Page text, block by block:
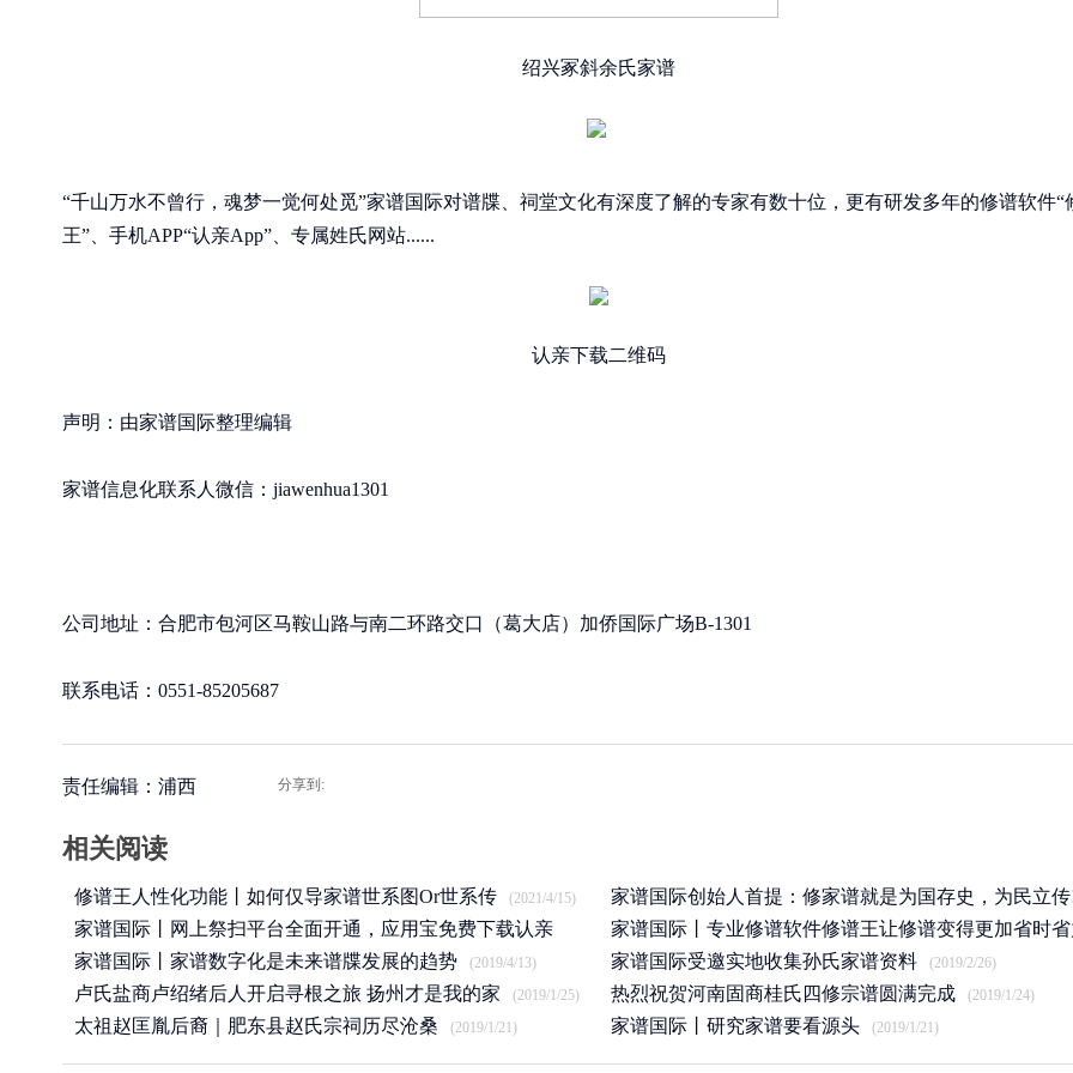
绍兴冢斜余氏家谱
“千山万水不曾行，魂梦一觉何处觅”家谱国际对谱牒、祠堂文化有深度了解的专家有数十位，更有研发多年的修谱软件“
王”、手机APP“认亲App”、专属姓氏网站......
认亲下载二维码
声明：由家谱国际整理编辑
家谱信息化联系人微信：jiawenhua1301
公司地址：合肥市包河区马鞍山路与南二环路交口（葛大店）加侨国际广场B-1301
联系电话：0551-85205687
责任编辑：浦西 分享到:
相关阅读
修谱王人性化功能丨如何仅导家谱世系图Or世系传 (2021/4/15) 家谱国际创始人首提：修家谱就是为国存史，为民立
(2020/12/22)
家谱国际丨网上祭扫平台全面开通，应用宝免费下载认亲
APP
(2020/3/25)
家谱国际丨专业修谱软件修谱王让修谱变得更加省时
(2019/7/17)
家谱国际丨家谱数字化是未来谱牒发展的趋势 (2019/4/13) 家谱国际受邀实地收集孙氏家谱资料 (2019/2/26)
卢氏盐商卢绍绪后人开启寻根之旅 扬州才是我的家 (2019/1/25) 热烈祝贺河南固商桂氏四修宗谱圆满完成 (2019/1/24)
太祖赵匡胤后裔｜肥东县赵氏宗祠历尽沧桑 (2019/1/21) 家谱国际丨研究家谱要看源头 (2019/1/21)